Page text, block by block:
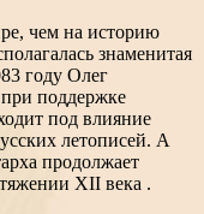
чем на историю
знаменитая
году Олег
при поддержке
под влияние
летописей. А
продолжает
XII века .